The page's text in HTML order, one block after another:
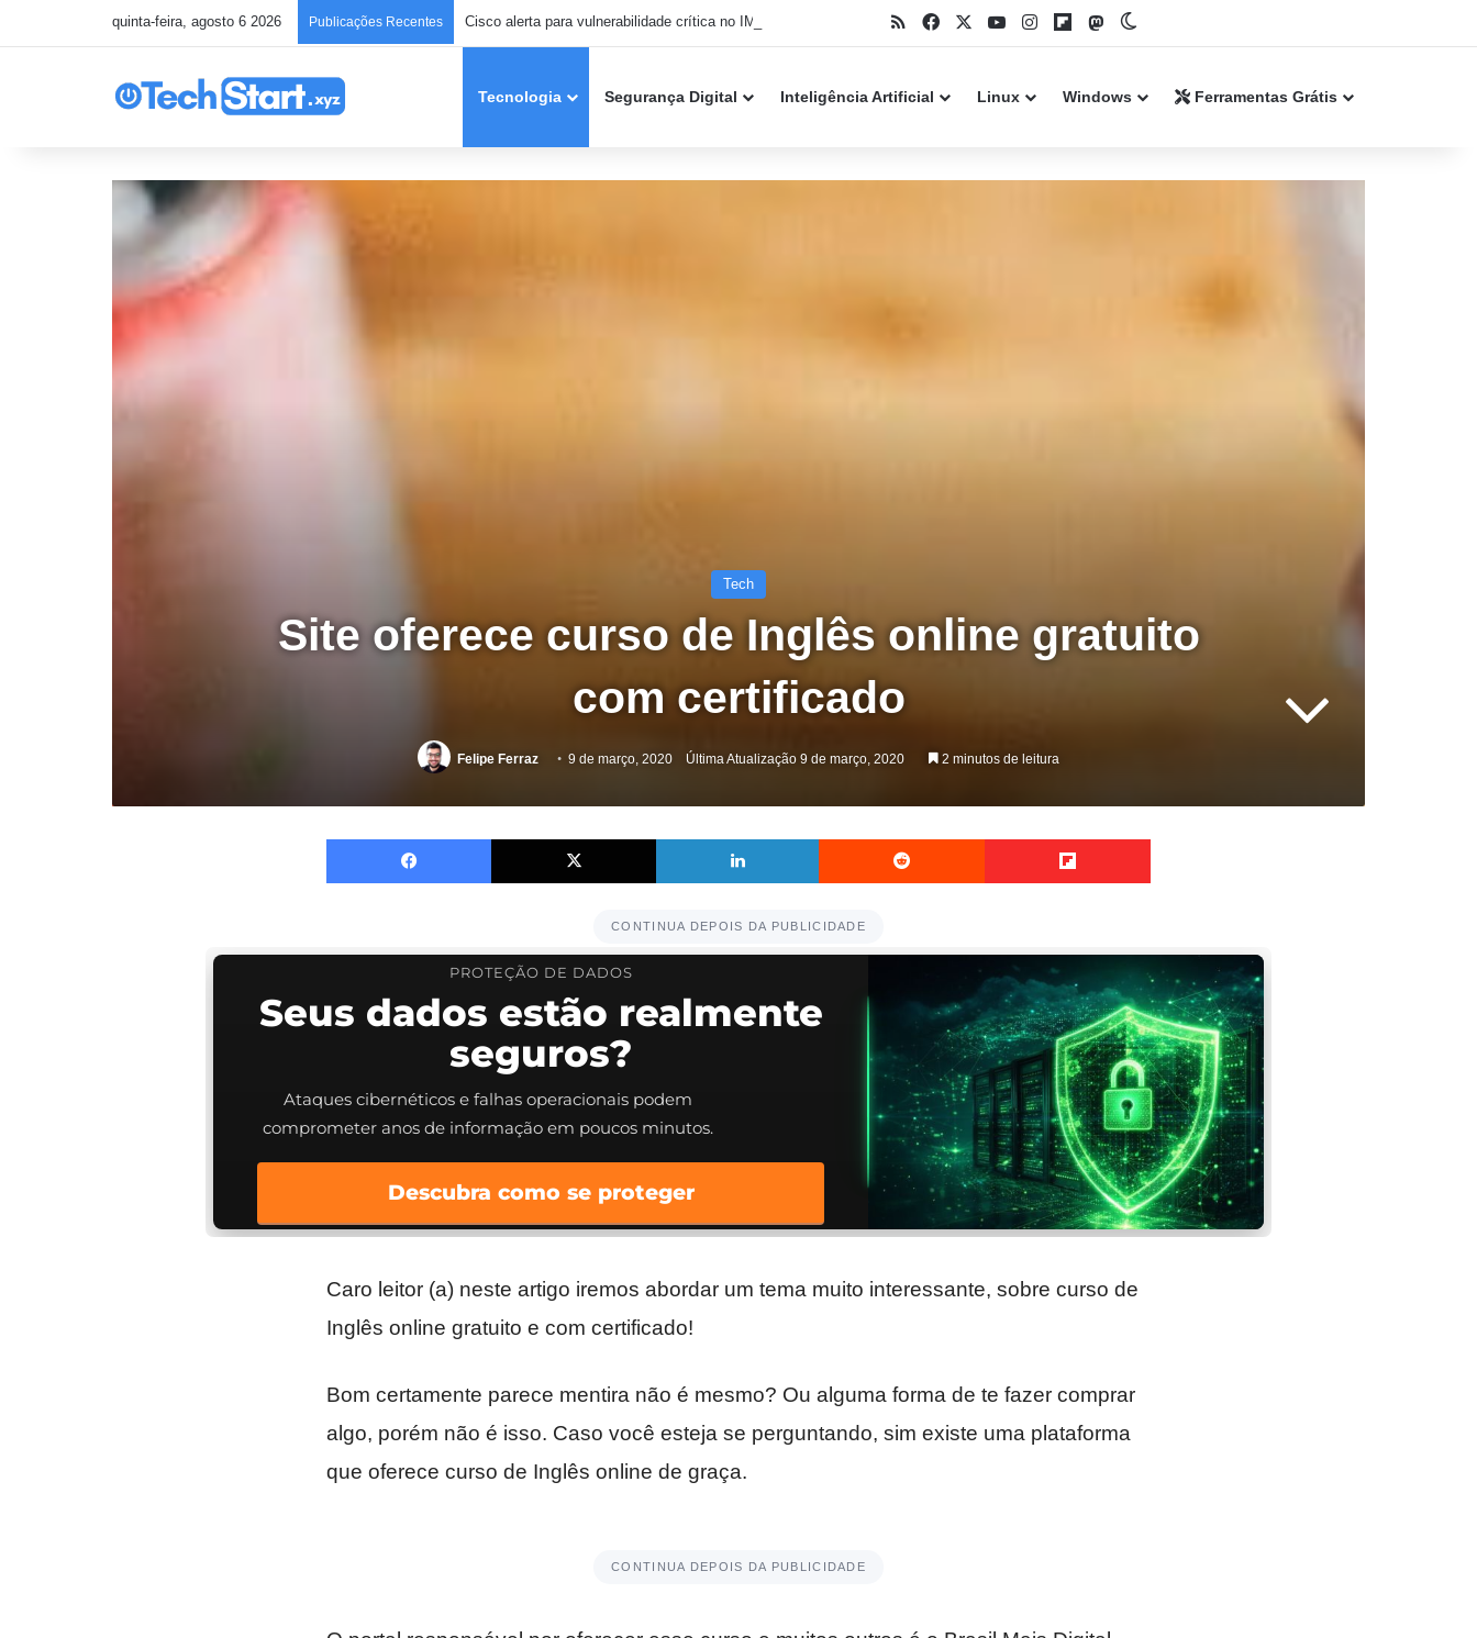
quinta-feira, agosto 6 2026 Publicações Recentes RSS Facebook YouTubeInstagramFlipboardMastodon
Tecnologia Segurança Digital Inteligência Artificial Linux Windows Ferramentas Grátis
Tech
Site oferece curso de Inglês online gratuito
com certificado
Felipe Ferraz 9 de março, 2020 Última Atualização 9 de março, 2020 2 minutos de leitura
Facebook X Linkedin Reddit
CONTINUA DEPOIS DA PUBLICIDADE
PROTEÇÃO DE DADOS
Seus dados estão realmente
seguros?
Ataques cibernéticos e falhas operacionais podem
comprometer anos de informação em poucos minutos.
Descubra como se proteger
Caro leitor (a) neste artigo iremos abordar um tema muito interessante, sobre curso de
Inglês online gratuito e com certificado!
Bom certamente parece mentira não é mesmo? Ou alguma forma de te fazer comprar
algo, porém não é isso. Caso você esteja se perguntando, sim existe uma plataforma
que oferece curso de Inglês online de graça.
CONTINUA DEPOIS DA PUBLICIDADE